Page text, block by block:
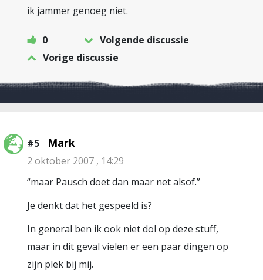
ik jammer genoeg niet.
0
Volgende discussie
Vorige discussie
#5 Mark
2 oktober 2007 , 14:29
“maar Pausch doet dan maar net alsof.”
Je denkt dat het gespeeld is?
In general ben ik ook niet dol op deze stuff,
maar in dit geval vielen er een paar dingen op
zijn plek bij mij.